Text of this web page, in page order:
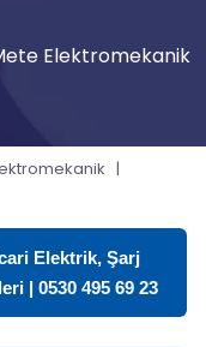
Elektromekanik
|
Elektrik, Şarj
| 0530 495 69 23